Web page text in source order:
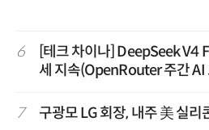
6
[테크 차이나] DeepSeek V4
세 지속(OpenRouter 주간 AI
7 구광모 LG 회장, 내주 美 실